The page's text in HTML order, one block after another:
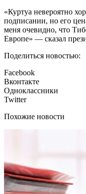
«Куртуа невероятно
подписании, но его
меня очевидно, что
Европе» — сказал
Поделиться новостью:
Facebook
Вконтакте
Одноклассники
Twitter
Похожие новости